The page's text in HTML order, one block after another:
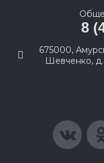
8
675000,
Шевченко, д.